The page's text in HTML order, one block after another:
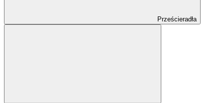
Prześcieradła